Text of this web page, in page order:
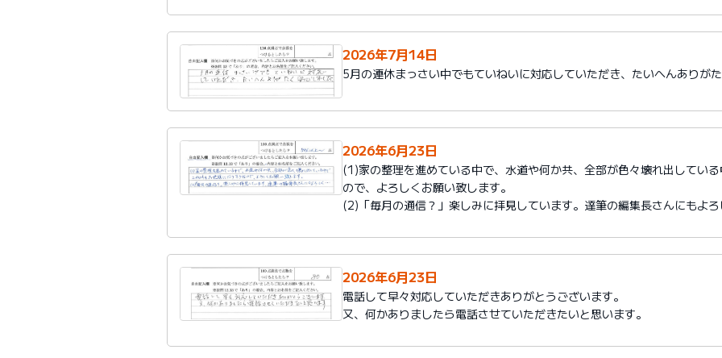
2026年7月14日
5月の連休まっさい中でもていねいに対応していただき、たいへんありが
2026年6月23日
(1)家の整理を進めている中で、水道や何か共、全部が色々壊れ出してい
ので、よろしくお願い致します。
(2)「毎月の通信？」楽しみに拝見しています。達筆の編集長さんにもよ
2026年6月23日
電話して早々対応していただきありがとうございます。
又、何かありましたら電話させていただきたいと思います。